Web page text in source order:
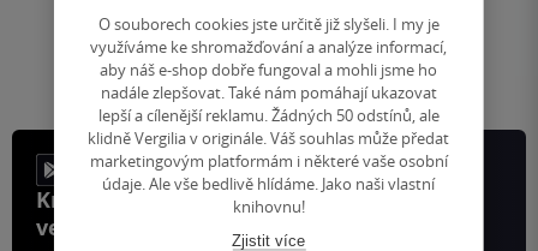
Přejít
na
stránku
/ 1
Knihy, recenze a klubové výhody
ve vaší kapse a naší appce KDčko
O souborech cookies jste určitě již slyšeli. I my je
využíváme ke shromažďování a analýze informací,
aby náš e-shop dobře fungoval a mohli jsme ho
nadále zlepšovat. Také nám pomáhají ukazovat
lepší a cílenější reklamu. Žádných 50 odstínů, ale
klidně Vergilia v originále. Váš souhlas může předat
marketingovým platformám i některé vaše osobní
údaje. Ale vše bedlivě hlídáme. Jako naši vlastní
knihovnu!
Zjistit více